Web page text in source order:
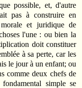
possible, et, d'autre
pas à construire en
et juridique de
l'une : ou bien la
doit constituer
à sa perte, car les
le jour à un enfant; ou
comme deux chefs de
simple se